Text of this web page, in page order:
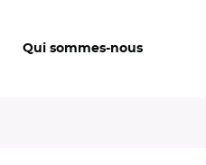
Qui sommes-nous